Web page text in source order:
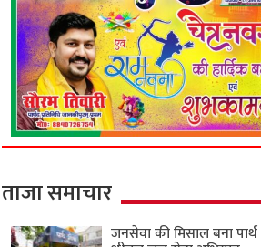
ताजा समाचार
जनसेवा की मिसाल बना